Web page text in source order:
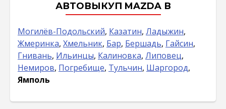
АВТОВЫКУП MAZDA В
Могилёв-Подольский, Казатин, Ладыжин,
Жмеринка, Хмельник, Бар, Бершадь, Гайсин,
Гнивань, Ильинцы, Калиновка, Липовец,
Немиров, Погребище, Тульчин, Шаргород,
Ямполь